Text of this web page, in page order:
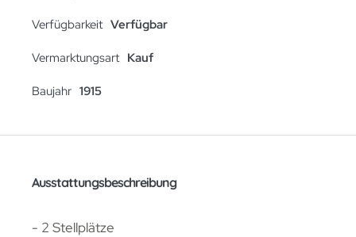
Verfügbarkeit Verfügbar
Vermarktungsart Kauf
Baujahr 1915
Ausstattungsbeschreibung
- 2 Stellplätze